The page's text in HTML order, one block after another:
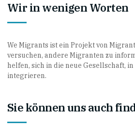
Wir in wenigen Worten
We Migrants ist ein Projekt von
versuchen, andere Migranten zu
helfen, sich in die neue Gesellschaft,
integrieren.
Sie können uns auch